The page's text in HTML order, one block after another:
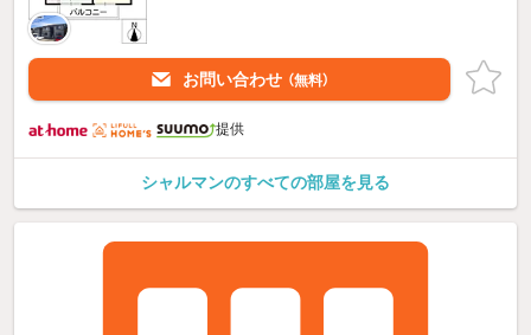
お問い合わせ （無料）
提供
シャルマンのすべての部屋を見る